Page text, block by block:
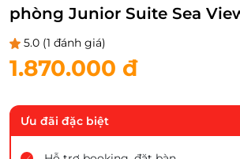
phòng Junior Suite Sea
5.0 (1 đánh giá)
1.870.000 đ
Ưu đãi đặc biệt